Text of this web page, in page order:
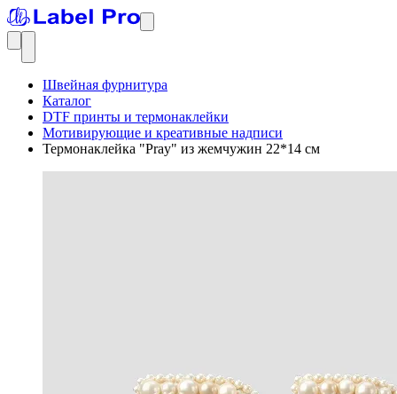
Швейная фурнитура
Каталог
DTF принты и термонаклейки
Мотивирующие и креативные надписи
Термонаклейка "Pray" из жемчужин 22*14 см